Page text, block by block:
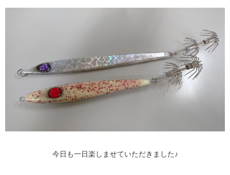
今日も一日楽しませていただきました♪